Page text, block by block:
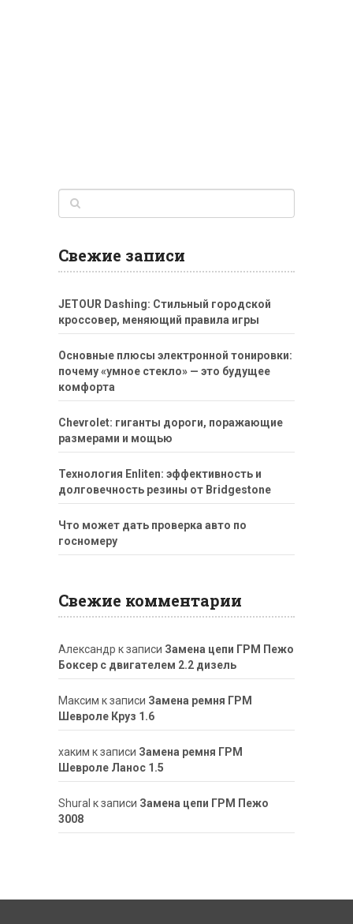
Свежие записи
JETOUR Dashing: Стильный городской
кроссовер, меняющий правила игры
Основные плюсы электронной тонировки:
почему «умное стекло» — это будущее
комфорта
Chevrolet: гиганты дороги, поражающие
размерами и мощью
Технология Enliten: эффективность и
долговечность резины от Bridgestone
Что может дать проверка авто по
госномеру
Свежие комментарии
Александр к записи Замена цепи ГРМ Пежо
Боксер с двигателем 2.2 дизель
Максим к записи Замена ремня ГРМ
Шевроле Круз 1.6
хаким к записи Замена ремня ГРМ
Шевроле Ланос 1.5
ShuraI к записи Замена цепи ГРМ Пежо
3008